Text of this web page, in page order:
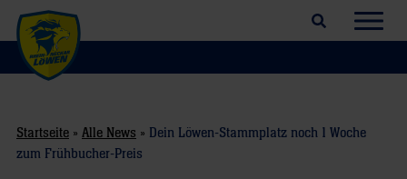
Suchfeld öffnen
Startseite » Alle News » Dein Löwen-Stammplatz noch 1 Woche
zum Frühbucher-Preis